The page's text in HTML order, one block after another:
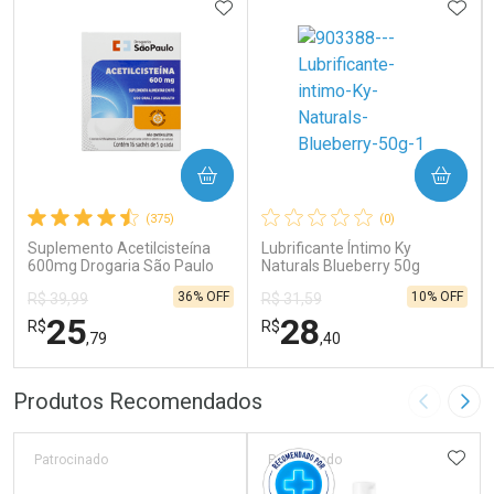
(375)
Suplemento Acetilcisteína
600mg Drogaria São Paulo
R$ 39,99
R$25,79
36% OFF
ADICIONAR AOS FAVORITOS
COMPRAR
FECHAR
FECHAR
Por Menos
(0)
Lubrificante Íntimo Ky
Naturals Blueberry 50g
R$ 31,59
R$28,40
10% OFF
COMPRAR
Por Menos
Produtos Recomendados Imagem
Patrocinado Patrocinado